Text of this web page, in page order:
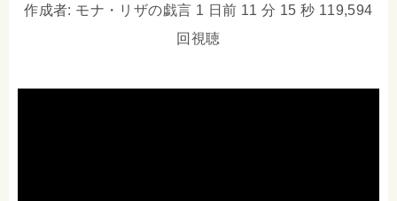
作成者: モナ・リザの戯言 1 日前 11 分 15 秒 119,594
回視聴